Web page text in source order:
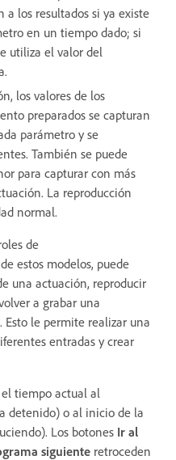
los resultados si ya existe
en un tiempo dado; si
utiliza el valor del
los valores de los
preparados se capturan
parámetro y se
También se puede
para capturar con más
La reproducción
normal.
de
estos modelos, puede
una actuación, reproducir
a grabar una
Esto le permite realizar una
entradas y crear
el tiempo actual al
detenido) o al inicio de la
Los botones Ir al
siguiente retroceden